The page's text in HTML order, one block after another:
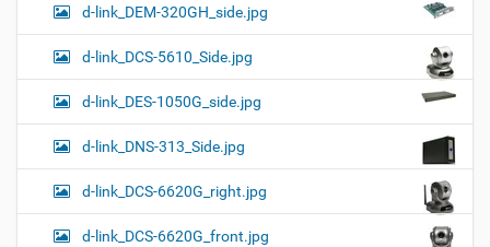
d-link_DEM-320GH_side.jpg
d-link_DCS-5610_Side.jpg
d-link_DES-1050G_side.jpg
d-link_DNS-313_Side.jpg
d-link_DCS-6620G_right.jpg
d-link_DCS-6620G_front.jpg